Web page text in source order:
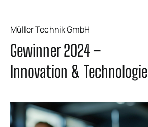
Müller Technik GmbH
Gewinner 2024 –
Innovation & Technologie